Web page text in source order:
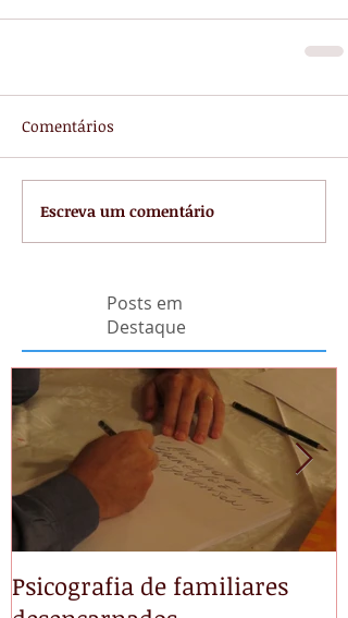
Comentários
Escreva um comentário
Posts em
Destaque
Psicografia de familiares